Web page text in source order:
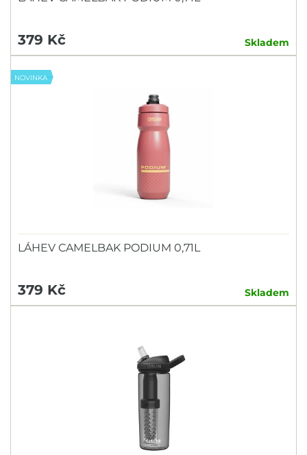
379 Kč Skladem
NOVINKA
LÁHEV CAMELBAK PODIUM 0,71L
379 Kč Skladem